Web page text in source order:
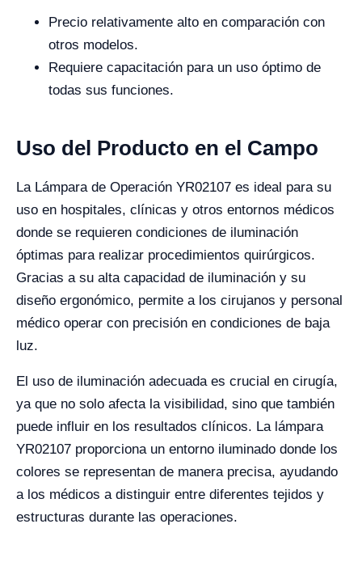
Precio relativamente alto en comparación con
otros modelos.
Requiere capacitación para un uso óptimo de
todas sus funciones.
Uso del Producto en el Campo
La Lámpara de Operación YR02107 es ideal para su
uso en hospitales, clínicas y otros entornos médicos
donde se requieren condiciones de iluminación
óptimas para realizar procedimientos quirúrgicos.
Gracias a su alta capacidad de iluminación y su
diseño ergonómico, permite a los cirujanos y personal
médico operar con precisión en condiciones de baja
luz.
El uso de iluminación adecuada es crucial en cirugía,
ya que no solo afecta la visibilidad, sino que también
puede influir en los resultados clínicos. La lámpara
YR02107 proporciona un entorno iluminado donde los
colores se representan de manera precisa, ayudando
a los médicos a distinguir entre diferentes tejidos y
estructuras durante las operaciones.